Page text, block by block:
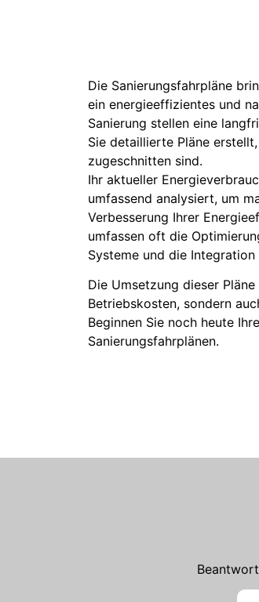
Die Sanierungsfahrpläne
ein energieeffizientes und
Sanierung stellen eine
Sie detaillierte Pläne
zugeschnitten sind.
Ihr aktueller
umfassend analysiert, um
Verbesserung Ihrer
umfassen oft die
Systeme und die
Die Umsetzung dieser
Betriebskosten, sondern
Beginnen Sie noch heute
Sanierungsfahrplänen.